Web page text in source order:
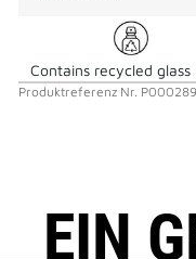
Contains recycled glass
Produktreferenz Nr. P000289
EIN